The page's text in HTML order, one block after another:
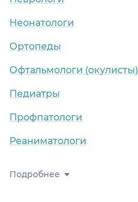
Неонатологи
Ортопеды
Офтальмологи (окулисты)
Педиатры
Профпатологи
Реаниматологи
Подробнее